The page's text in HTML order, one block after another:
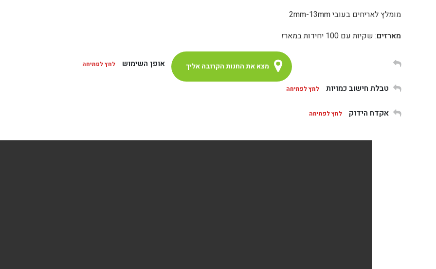
מומלץ לאריחים בעובי 2mm-13mm
מארזים: שקיות עם 100 יחידות במארז
מצא את החנות הקרובה אליך אופן השימוש לחץ לפתיחה
טבלת חישוב כמויות לחץ לפתיחה
אקדח הידוק לחץ לפתיחה